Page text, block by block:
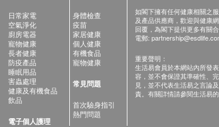
日常家電
空氣淨化
廚房電器
寵物健康
長者健康
防疫產品
睡眠用品
害蟲處理
健康及有機食品
飲品
電子個人護理
身體檢查
疫苗
家居健康
個人健康
有機食品
寵物健康
常見問題
首次驗身指引
熱門問題
如閣下擁有任何健康相關之
及產品供應商，歡迎與健康
回覆，為閣下提供更多有關合
電郵:
重要聲明：
生活易會員於本網站內所發
容，並不會保證其準確性、
見，並不代表生活易之言論
責。有關詳情請參閱生活易的